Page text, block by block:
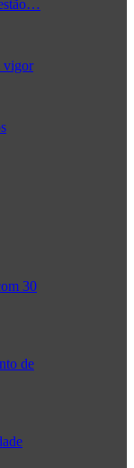
vigor
30
de